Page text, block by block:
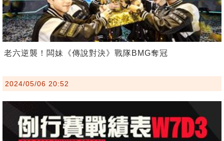
老六逆襲！闆妹《傳說對決》戰隊BMG奪冠
2024/05/06 20:52